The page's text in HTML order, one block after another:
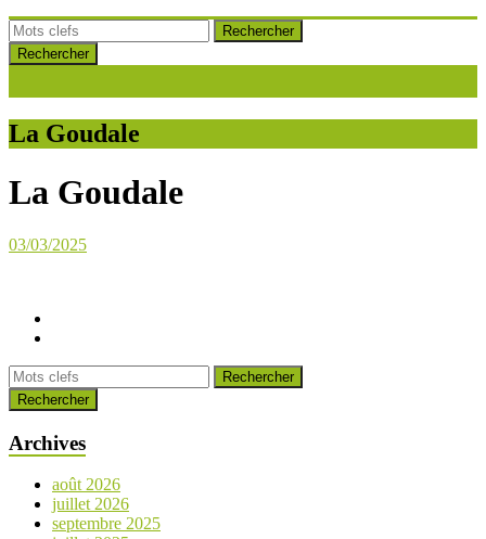
Rechercher
La Goudale
La Goudale
03/03/2025
Rechercher
Archives
août 2026
juillet 2026
septembre 2025